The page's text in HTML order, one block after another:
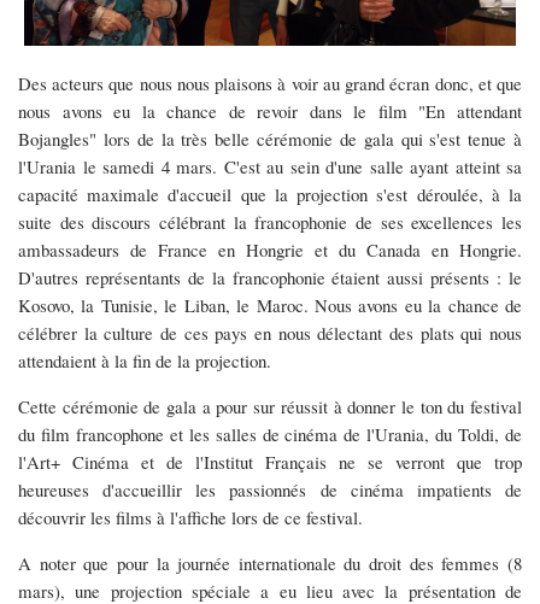
Des acteurs que nous nous plaisons à voir au grand écran donc, et que
nous avons eu la chance de revoir dans le film "En attendant
Bojangles" lors de la très belle cérémonie de gala qui s'est tenue à
l'Urania le samedi 4 mars. C'est au sein d'une salle ayant atteint sa
capacité maximale d'accueil que la projection s'est déroulée, à la
suite des discours célébrant la francophonie de ses excellences les
ambassadeurs de France en Hongrie et du Canada en Hongrie.
D'autres représentants de la francophonie étaient aussi présents : le
Kosovo, la Tunisie, le Liban, le Maroc. Nous avons eu la chance de
célébrer la culture de ces pays en nous délectant des plats qui nous
attendaient à la fin de la projection.
Cette cérémonie de gala a pour sur réussit à donner le ton du festival
du film francophone et les salles de cinéma de l'Urania, du Toldi, de
l'Art+ Cinéma et de l'Institut Français ne se verront que trop
heureuses d'accueillir les passionnés de cinéma impatients de
découvrir les films à l'affiche lors de ce festival.
A noter que pour la journée internationale du droit des femmes (8
mars), une projection spéciale a eu lieu avec la présentation de